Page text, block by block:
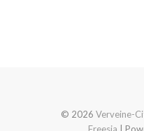
© 2026 Verveine-